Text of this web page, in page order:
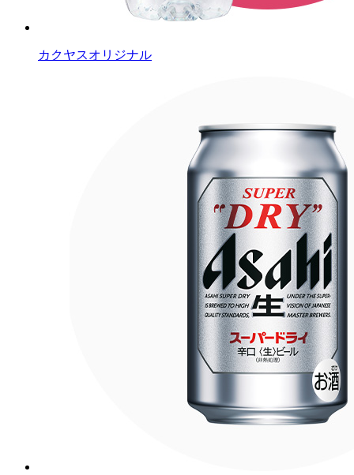
カクヤスオリジナル